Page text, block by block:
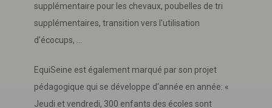
supplémentaire pour les chevaux, poubelles de tri
supplémentaires, transition vers l'utilisation
d'écocups, ...
EquiSeine est également marqué par son projet
pédagogique qui se développe d'année en année: «
Jeudi et vendredi, 300 enfants des écoles sont